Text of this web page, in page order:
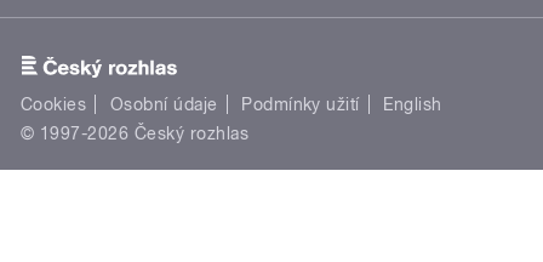
Cookies Osobní údaje Podmínky užití
English
© 1997-2026 Český rozhlas